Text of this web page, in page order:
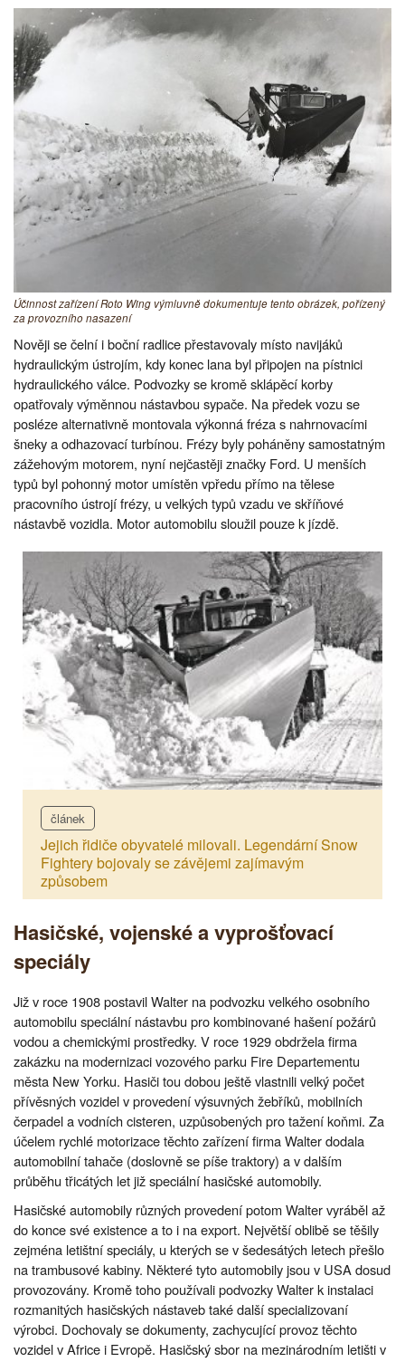
Účinnost zařízení Roto Wing výmluvně dokumentuje tento obrázek, pořízený
za provozního nasazení
Nověji se čelní i boční radlice přestavovaly místo navijáků
hydraulickým ústrojím, kdy konec lana byl připojen na pístnici
hydraulického válce. Podvozky se kromě sklápěcí korby
opatřovaly výměnnou nástavbou sypače. Na předek vozu se
posléze alternativně montovala výkonná fréza s nahrnovacími
šneky a odhazovací turbínou. Frézy byly poháněny samostatným
zážehovým motorem, nyní nejčastěji značky Ford. U menších
typů byl pohonný motor umístěn vpředu přímo na tělese
pracovního ústrojí frézy, u velkých typů vzadu ve skříňové
nástavbě vozidla. Motor automobilu sloužil pouze k jízdě.
článek
Jejich řidiče obyvatelé milovali. Legendární Snow
Fightery bojovaly se závějemi zajímavým
způsobem
Hasičské, vojenské a vyprošťovací
speciály
Již v roce 1908 postavil Walter na podvozku velkého osobního
automobilu speciální nástavbu pro kombinované hašení požárů
vodou a chemickými prostředky. V roce 1929 obdržela firma
zakázku na modernizaci vozového parku Fire Departementu
města New Yorku. Hasiči tou dobou ještě vlastnili velký počet
přívěsných vozidel v provedení výsuvných žebříků, mobilních
čerpadel a vodních cisteren, uzpůsobených pro tažení koňmi. Za
účelem rychlé motorizace těchto zařízení firma Walter dodala
automobilní tahače (doslovně se píše traktory) a v dalším
průběhu třicátých let již speciální hasičské automobily.
Hasičské automobily různých provedení potom Walter vyráběl až
do konce své existence a to i na export. Největší oblibě se těšily
zejména letištní speciály, u kterých se v šedesátých letech přešlo
na trambusové kabiny. Některé tyto automobily jsou v USA dosud
provozovány. Kromě toho používali podvozky Walter k instalaci
rozmanitých hasičských nástaveb také další specializovaní
výrobci. Dochovaly se dokumenty, zachycující provoz těchto
vozidel v Africe i Evropě. Hasičský sbor na mezinárodním letišti v